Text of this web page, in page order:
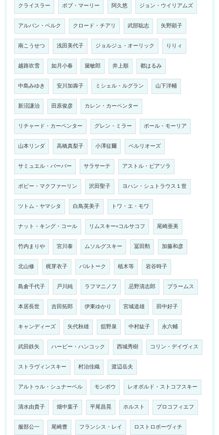
クライスラー ボブ・マーリー 阿久悠 ジョン・ウイリアムズ
アルバン・ベルク クロード・チアリ 武部聡志 矢野顕子
南こうせつ 浅田美代子 ジョルジュ・オーリック りりィ
越路吹雪 如月小春 黛敏郎 井上順 都はるみ
中島みゆき 安川加壽子 ミシェル・ルグラン 山下洋輔
新沼謙治 田原俊彦 カレン・カーペンター
リチャード・カーペンター グレン・ミラー ポール・モーリア
山本リンダ 高橋真梨子 小澤征爾 ベルリオーズ
サミュエル・バーバー サラサーテ アストル・ピアソラ
ボビー・マクファーリン 沢田聖子 ヨハン・シュトラウス１世
ツトム・ヤマシタ 白鳥英美子 トワ・エ・モワ
ナット・キング・コール リムスキー=コルサコフ 尾崎亜美
竹内まりや 宮川泰 ムソルグスキー 冨田勲 加藤和彦
北山修 梶芽衣子 バルトーク 植木等 岩谷時子
島倉千代子 戸川純 ラフマニノフ 忌野清志郎 ブラームス
本居長世 吉田拓郎 伊東ゆかり 宮城道雄 田中好子
キャンディーズ 矢代秋雄 舘野泉 中村紘子 永六輔
武田鉄矢 ハービー・ハンコック 西城秀樹 コリン・デイヴィス
ストラヴィンスキー 村治佳織 渡辺岳夫
アルトゥル・シュナーベル モンポウ レオポルド・ストコフスキー
清水由貴子 畑中葉子 平尾昌晃 ホルスト プロコフィエフ
服部公一 尾崎豊 フランシス・レイ ロストロポーヴィチ